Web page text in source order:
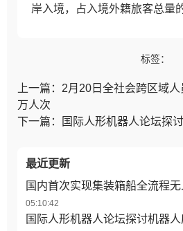
岸入境，占入境外籍旅客总量
标签：
上一篇：2月20日全社会跨区域
万人次
下一篇：国际人形机器人论坛探
最近更新
国内首次实现集装箱船全流程
05:10:42
国际人形机器人论坛探讨机器